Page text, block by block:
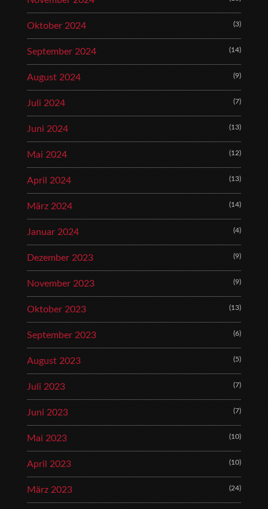
Oktober 2024 (3)
September 2024 (14)
August 2024 (9)
Juli 2024 (7)
Juni 2024 (13)
Mai 2024 (12)
April 2024 (13)
März 2024 (14)
Januar 2024 (4)
Dezember 2023 (9)
November 2023 (9)
Oktober 2023 (13)
September 2023 (6)
August 2023 (5)
Juli 2023 (7)
Juni 2023 (7)
Mai 2023 (10)
April 2023 (10)
März 2023 (24)